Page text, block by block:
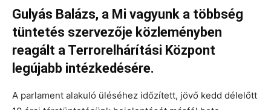
Gulyás Balázs, a Mi vagyunk a többség
tüntetés szervezője közleményben
reagált a Terrorelhárítási Központ
legújabb intézkedésére.
A parlament alakuló üléséhez időzített, jövő kedd délelőtt